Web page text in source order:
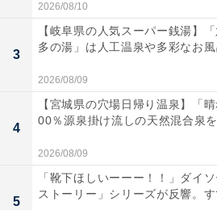
2026/08/10
3
【岐阜県の人気スーパー銭湯】
多の湯」は人工温泉や多彩なお風
2026/08/09
4
【宮城県の穴場日帰り温泉】「
00％源泉掛け流しの天然混合泉を
2026/08/09
5
「靴下ほしいーーー！！」ダイ
ストーリー」シリーズが反響。す